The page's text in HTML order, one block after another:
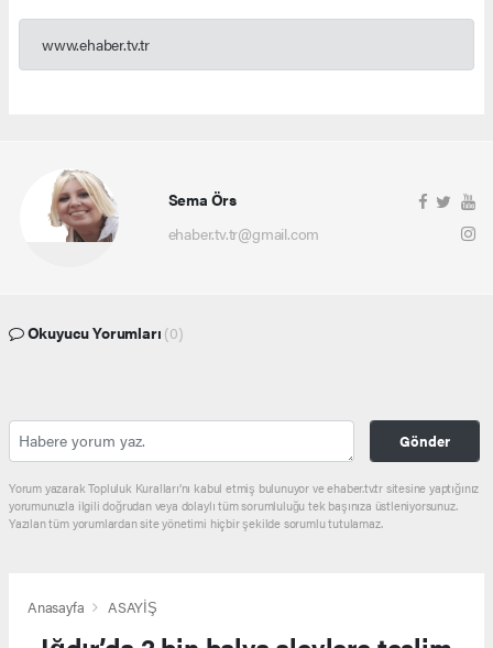
www.ehaber.tv.tr
Sema Örs
ehaber.tv.tr@gmail.com
Okuyucu Yorumları (0)
Gönder
Yorum yazarak Topluluk Kuralları’nı kabul etmiş bulunuyor ve ehaber.tv.tr sitesine yaptığınız
yorumunuzla ilgili doğrudan veya dolaylı tüm sorumluluğu tek başınıza üstleniyorsunuz.
Yazılan tüm yorumlardan site yönetimi hiçbir şekilde sorumlu tutulamaz.
Anasayfa ASAYİŞ